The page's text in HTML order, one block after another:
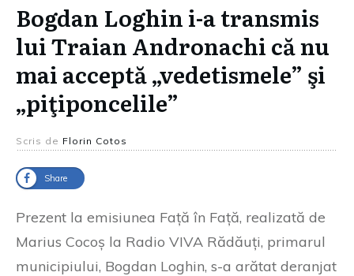
Bogdan Loghin i-a transmis
lui Traian Andronachi că nu
mai acceptă „vedetismele” şi
„piţiponcelile”
Scris de Florin Cotos
Share
Prezent la emisiunea Față în Față, realizată de
Marius Cocoș la Radio VIVA Rădăuți, primarul
municipiului, Bogdan Loghin, s-a arătat deranjat